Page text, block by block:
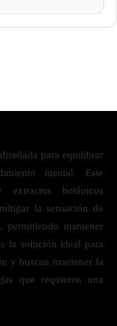
para equilibrar
mental. Este
extractos botánicos
la sensación de
permitiendo mantener
la solución ideal para
y buscan mantener la
que requieren una